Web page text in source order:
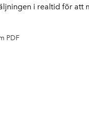
i realtid för
PDF